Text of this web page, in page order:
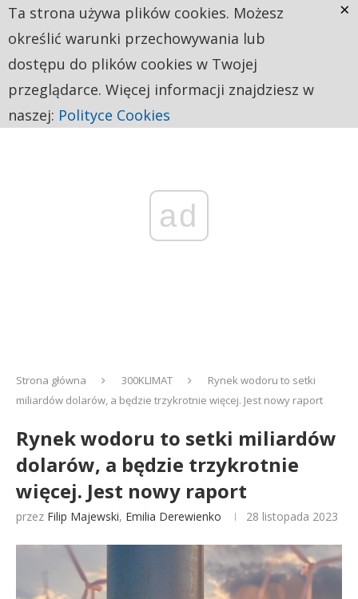
ad
Strona główna 300KLIMAT
Rynek wodoru to setki
miliardów dolarów, a będzie trzykrotnie więcej. Jest nowy raport
Rynek wodoru to setki miliardów
dolarów, a będzie trzykrotnie
więcej. Jest nowy raport
przez Filip Majewski, Emilia Derewienko 28 listopada 2023
Ta strona używa plików cookies. Możesz
określić warunki przechowywania lub
dostępu do plików cookies w Twojej
przeglądarce. Więcej informacji znajdziesz w
naszej: Polityce Cookies
×